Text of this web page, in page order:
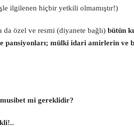
ilgilenen hiçbir yetkili olmamıştır!)
da özel ve resmi (diyanete bağlı) bütün
mülki idari amirlerin ve
mi gereklidir?